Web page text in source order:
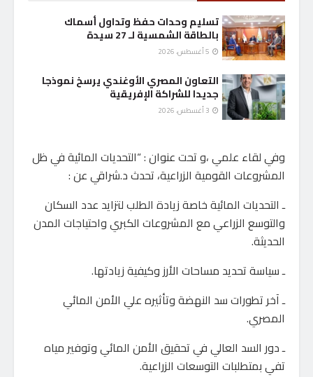
تسليم وحدات حفظ وتداول أسماك
بالطاقة الشمسية لـ 27 سيدة
التعاون المصري الأوغندي يرسخ نموذجا
جديدا للشراكة الإفريقية
وفي لقاء علمي ،و تحت عنوان : “التحديات المائية في ظل
المشروعات القومية الزراعية، تحدث د.شراقي عن :
ـ التحديات المائية خاصة زيادة الطلب لتزايد عدد السكان
والتوسع الزراعي مع المشروعات الكبري واحتياجات المدن
الحديثة.
ـ سياسة تحديد مساحات الأرز وكيفية زيادتها.
ـ آخر تطورات سد النهضة وتأثيره علي الأمن المائي
المصري.
ـ دور السد العالي في تحقيق الأمن المائي وتوفير مياه
تفي بمتطلبات التوسعات الزراعية.